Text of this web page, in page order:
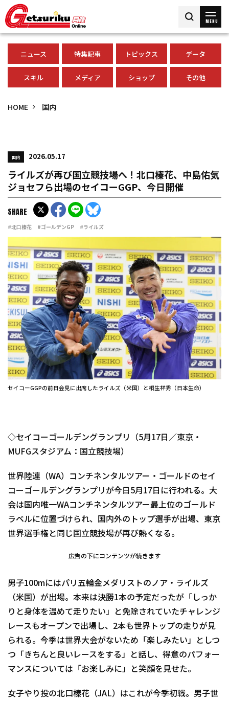
MENU
ニュース 特集記事 トピックス データ
スキル メディア ショップ その他
HOME 国内
国内 2026.05.17
ライルズが再び国立競技場へ！北口榛花、中島佑気
ジョセフら出場のセイコーGGP、今日開催
#北口榛花 #ゴールデンGP #ライルズ
SHARE
セイコーGGPの前日会見に出席したライルズ（米国）と桐生祥秀（日本生命）
◇セイコーゴールデングランプリ（5月17日／東京・
MUFGスタジアム：国立競技場）
世界陸連（WA）コンチネンタルツアー・ゴールドのセイ
コーゴールデングランプリが今日5月17日に行われる。大
会は国内唯一WAコンチネンタルツアー最上位のゴールド
ラベルに位置づけられ、国内外のトップ選手が出場、東京
世界選手権と同じ国立競技場が再び熱くなる。
広告の下にコンテンツが続きます
男子100mにはパリ五輪金メダリストのノア・ライルズ
（米国）が出場。本来は決勝1本の予定だったが「しっか
りと身体を温めて走りたい」と免除されていたチャレンジ
レースもオープンで出場し、2本も世界トップの走りが見
られる。今季は世界大会がないため「楽しみたい」としつ
つ「きちんと良いレースをする」と話し、得意のパフォー
マンスについては「お楽しみに」と笑顔を見せた。
女子やり投の北口榛花（JAL）はこれが今季初戦。男子世